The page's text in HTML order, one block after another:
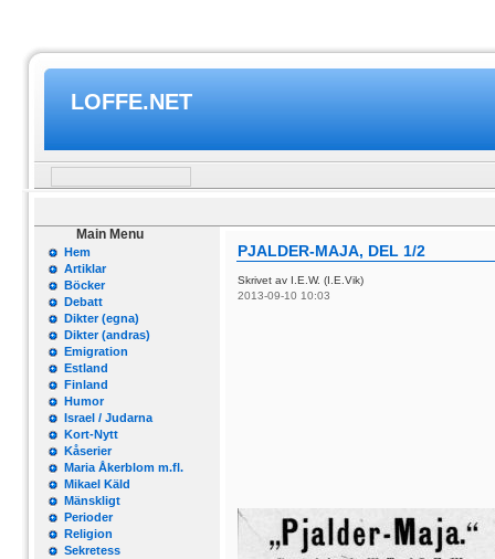
LOFFE.NET
Main Menu
Hem
Artiklar
Böcker
Debatt
Dikter (egna)
Dikter (andras)
Emigration
Estland
Finland
Humor
Israel / Judarna
Kort-Nytt
Kåserier
Maria Åkerblom m.fl.
Mikael Käld
Mänskligt
Perioder
Religion
Sekretess
PJALDER-MAJA, DEL 1/2
Skrivet av I.E.W. (I.E.Vik)
2013-09-10 10:03